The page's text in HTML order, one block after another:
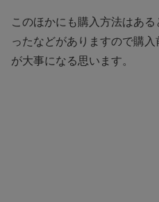
このほかにも購入方法はあ
ったなどがありますので購
が大事になる思います。